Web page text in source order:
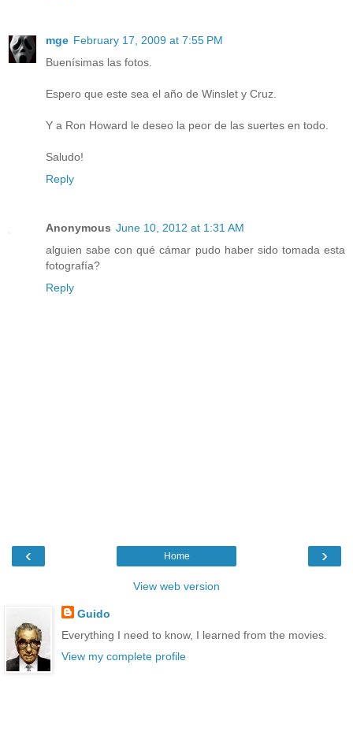
mge February 17, 2009 at 7:55 PM
Buenísimas las fotos.
Espero que este sea el año de Winslet y Cruz.
Y a Ron Howard le deseo la peor de las suertes en todo.
Saludo!
Reply
Anonymous June 10, 2012 at 1:31 AM
alguien sabe con qué cámar pudo haber sido tomada esta
fotografía?
Reply
‹ ›
Home
View web version
Guido
Everything I need to know, I learned from the movies.
View my complete profile